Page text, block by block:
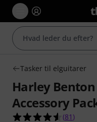
Tasker til elguitarer
Harley
Accessory
4.5 ud af
(81 )